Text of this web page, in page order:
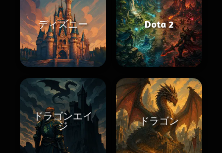
ディズニー Dota 2
ドラゴンエイ
ジ
ドラゴン